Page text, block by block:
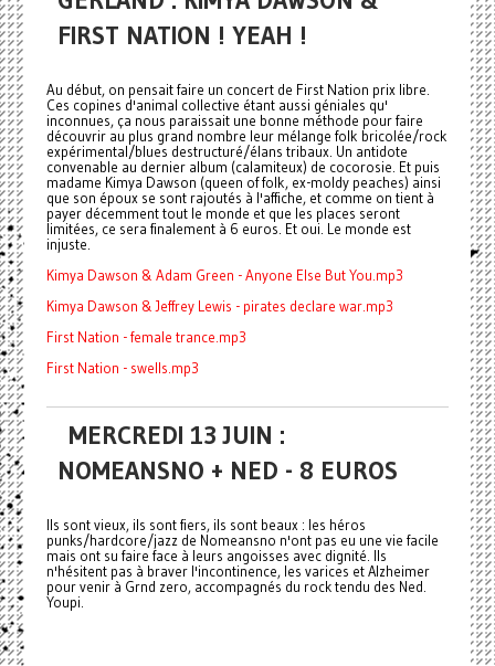
FIRST NATION ! YEAH !
Au début, on pensait faire un concert de First Nation prix libre.
Ces copines d'animal collective étant aussi géniales qu'
inconnues, ça nous paraissait une bonne méthode pour faire
découvrir au plus grand nombre leur mélange folk bricolée/rock
expérimental/blues destructuré/élans tribaux. Un antidote
convenable au dernier album (calamiteux) de cocorosie. Et puis
madame Kimya Dawson (queen of folk, ex-moldy peaches) ainsi
que son époux se sont rajoutés à l'affiche, et comme on tient à
payer décemment tout le monde et que les places seront
limitées, ce sera finalement à 6 euros. Et oui. Le monde est
injuste.
Kimya Dawson & Adam Green - Anyone Else But You.mp3
Kimya Dawson & Jeffrey Lewis - pirates declare war.mp3
First Nation - female trance.mp3
First Nation - swells.mp3
MERCREDI 13 JUIN :
NOMEANSNO + NED - 8 EUROS
Ils sont vieux, ils sont fiers, ils sont beaux : les héros
punks/hardcore/jazz de Nomeansno n'ont pas eu une vie facile
mais ont su faire face à leurs angoisses avec dignité. Ils
n'hésitent pas à braver l'incontinence, les varices et Alzheimer
pour venir à Grnd zero, accompagnés du rock tendu des Ned.
Youpi.